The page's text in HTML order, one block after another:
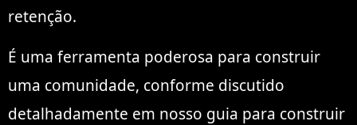
retenção.
É uma ferramenta poderosa para construir
uma comunidade, conforme discutido
detalhadamente em nosso guia para construir